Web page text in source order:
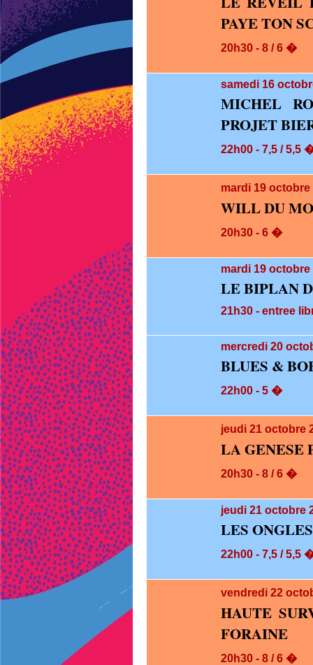
PAYE TON
20h30 - 8 / 6 �
samedi 16
MICHEL
PROJET
22h00 - 7,5 / 5,5
mardi 19
WILL DU
20h30 - 6 �
mardi 19 octobre
LE BIPLAN
21h30 - entree
mercredi 20
BLUES &
22h00 - 5 �
jeudi 21 octobre
LA GENESE
20h30 - 8 / 6 �
jeudi 21 octobre
LES
22h00 - 7,5 / 5,5
vendredi 22
HAUTE
FORAINE
20h30 - 8 / 6 �